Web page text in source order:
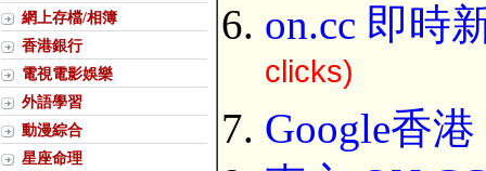
網上存檔/相簿
香港銀行
電視電影娛樂
外語學習
動漫綜合
星座命理
on.cc 即時
clicks)
Google香港